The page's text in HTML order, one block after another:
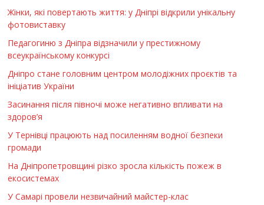
Жінки, які повертають життя: у Дніпрі відкрили унікальну
фотовиставку
Педагогиню з Дніпра відзначили у престижному
всеукраїнському конкурсі
Дніпро стане головним центром молодіжних проєктів та
ініціатив України
Засинання після півночі може негативно впливати на
здоров’я
У Тернівці працюють над посиленням водної безпеки
громади
На Дніпропетровщині різко зросла кількість пожеж в
екосистемах
У Самарі провели незвичайний майстер-клас